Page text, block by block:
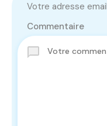
Votre adresse
Commentaire